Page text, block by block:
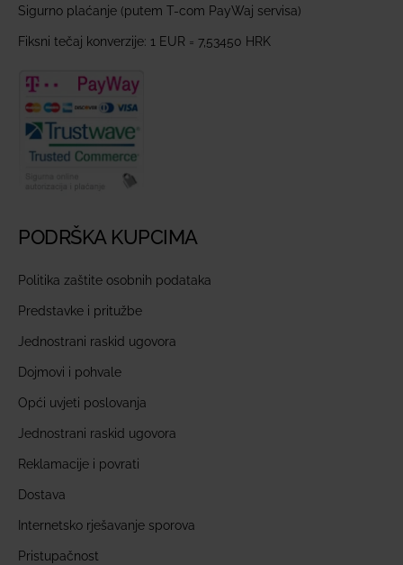
Sigurno plaćanje (putem T-com PayWaj servisa)
Fiksni tečaj konverzije: 1 EUR = 7,53450 HRK
PODRŠKA KUPCIMA
Politika zaštite osobnih podataka
Predstavke i pritužbe
Jednostrani raskid ugovora
Dojmovi i pohvale
Opći uvjeti poslovanja
Jednostrani raskid ugovora
Reklamacije i povrati
Dostava
Internetsko rješavanje sporova
Pristupačnost